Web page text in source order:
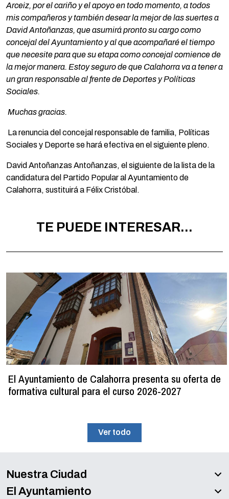
Arceiz, por el cariño y el apoyo en todo momento, a todos
mis compañeros y también desear la mejor de las suertes a
David Antoñanzas, que asumirá pronto su cargo como
concejal del Ayuntamiento y al que acompañaré el tiempo
que necesite para que su etapa como concejal comience de
la mejor manera. Estoy seguro de que Calahorra va a tener a
un gran responsable al frente de Deportes y Políticas
Sociales.
Muchas gracias.
La renuncia del concejal responsable de familia, Políticas
Sociales y Deporte se hará efectiva en el siguiente pleno.
David Antoñanzas Antoñanzas, el siguiente de la lista de la
candidatura del Partido Popular al Ayuntamiento de
Calahorra, sustituirá a Félix Cristóbal.
TE PUEDE INTERESAR...
El Ayuntamiento de Calahorra presenta su oferta de
formativa cultural para el curso 2026-2027
Ver todo
Nuestra Ciudad
El Ayuntamiento